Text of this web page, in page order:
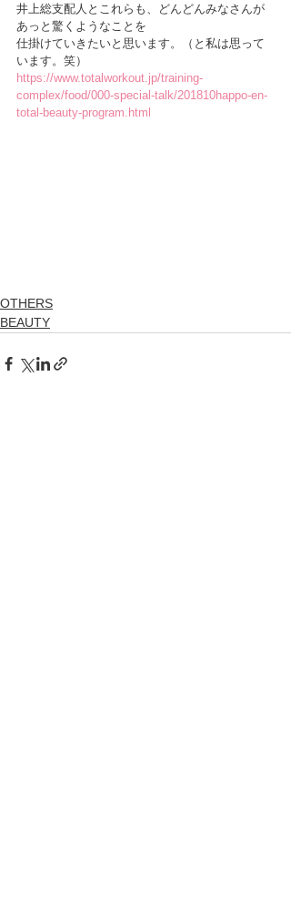
井上総支配人とこれらも、どんどんみなさんが
あっと驚くようなことを
仕掛けていきたいと思います。（と私は思って
います。笑）
https://www.totalworkout.jp/training-
complex/food/000-special-talk/201810happo-en-
total-beauty-program.html
OTHERS
BEAUTY